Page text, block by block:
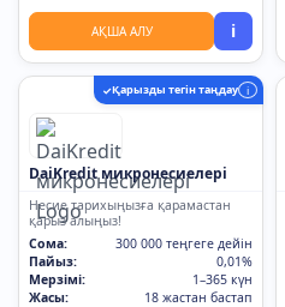
АҚША АЛУ i
✓Қарызды тегін таңдау i
DaiKredit микронесиелері
Несие тарихыңызға қарамастан
қарыз алыңыз!
Сома:
300 000 теңгеге дейін
Пайыз:
0,01%
Мерзімі:
1–365 күн
Жасы:
18 жастан бастап